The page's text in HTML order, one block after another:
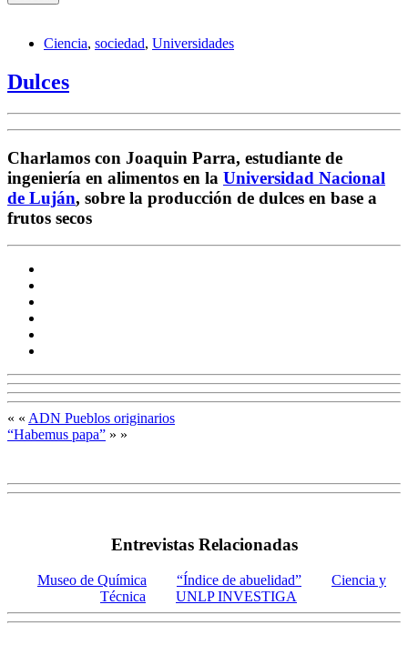
Ciencia, sociedad, Universidades
Dulces
Charlamos con Joaquin Parra, estudiante de
ingeniería en alimentos en la Universidad Nacional
de Luján, sobre la producción de dulces en base a
frutos secos
« « ADN Pueblos originarios
“Habemus papa” » »
Entrevistas Relacionadas
Museo de Química “Índice de abuelidad”
Ciencia y
Técnica
UNLP INVESTIGA